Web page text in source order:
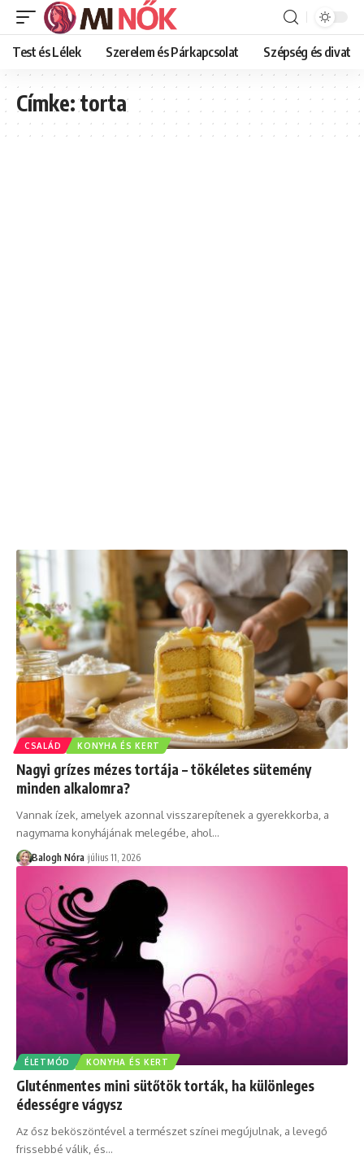
Test és Lélek Szerelem és Párkapcsolat Szépség és divat
Címke:torta
CSALÁD KONYHA ÉS KERT
Nagyi grízes mézes tortája – tökéletes sütemény
minden alkalomra?
Vannak ízek, amelyek azonnal visszarepítenek a gyerekkorba, a
nagymama konyhájának melegébe, ahol…
Balogh Nóra július 11, 2026
ÉLETMÓD KONYHA ÉS KERT
Gluténmentes mini sütőtök torták, ha különleges
édességre vágysz
Az ősz beköszöntével a természet színei megújulnak, a levegő
frissebbé válik, és…